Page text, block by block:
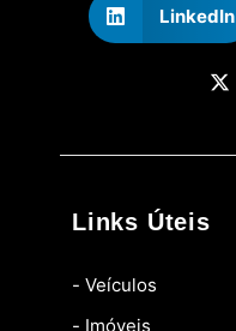
LinkedIn
Links Úteis
- Veículos
- Imóveis